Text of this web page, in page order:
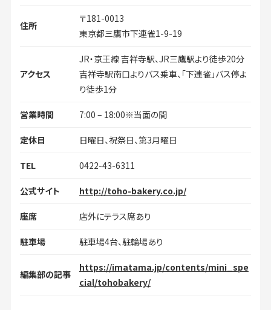
住所
〒181-0013
東京都三鷹市下連雀1-9-19
アクセス
JR・京王線 吉祥寺駅、JR三鷹駅より徒歩20分
吉祥寺駅南口よりバス乗車、「下連雀」バス停よ
り徒歩1分
営業時間 7:00 – 18:00※当面の間
定休日 日曜日、祝祭日、第3月曜日
TEL 0422-43-6311
公式サイト http://toho-bakery.co.jp/
座席 店外にテラス席あり
駐車場 駐車場4台、駐輪場あり
編集部の記事
https://imatama.jp/contents/mini_spe
cial/tohobakery/